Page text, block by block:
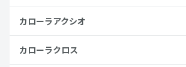
カローラアクシオ
カローラクロス